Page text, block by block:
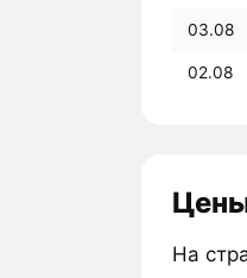
03.08
02.08
На